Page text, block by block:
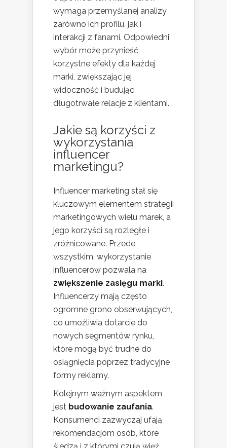
wymaga przemyślanej analizy
zarówno ich profilu, jak i
interakcji z fanami. Odpowiedni
wybór może przynieść
korzystne efekty dla każdej
marki, zwiększając jej
widoczność i budując
długotrwałe relacje z klientami.
Jakie są korzyści z
wykorzystania
influencer
marketingu?
Influencer marketing stał się
kluczowym elementem strategii
marketingowych wielu marek, a
jego korzyści są rozległe i
zróżnicowane. Przede
wszystkim, wykorzystanie
influencerów pozwala na
zwiększenie zasięgu marki.
Influencerzy mają często
ogromne grono obserwujących,
co umożliwia dotarcie do
nowych segmentów rynku,
które mogą być trudne do
osiągnięcia poprzez tradycyjne
formy reklamy.
Kolejnym ważnym aspektem
jest budowanie zaufania.
Konsumenci zazwyczaj ufają
rekomendacjom osób, które